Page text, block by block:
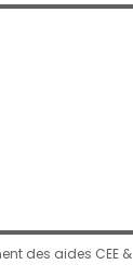
des aides CEE &